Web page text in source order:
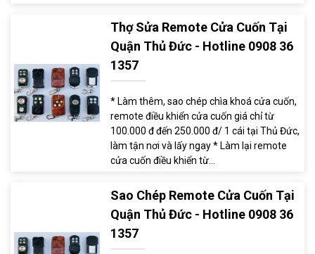
Thợ Sửa Remote Cửa Cuốn Tại
Quận Thủ Đức - Hotline 0908 36
1357
* Làm thêm, sao chép chìa khoá cửa cuốn,
remote điều khiển cửa cuốn giá chỉ từ
100.000 đ đến 250.000 đ/ 1 cái tại Thủ Đức,
làm tận nơi và lấy ngay * Làm lại remote
cửa cuốn điều khiển từ...
Sao Chép Remote Cửa Cuốn Tại
Quận Thủ Đức - Hotline 0908 36
1357